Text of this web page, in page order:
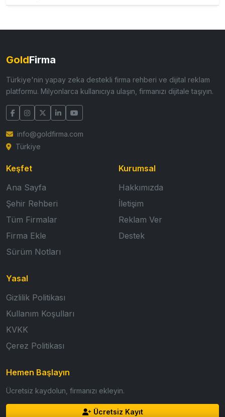
GoldFirma
Türkiye'nin yapay zeka destekli firma rehberi ve dijital reklam
platformu. Milyonlarca kullanıcıya ulaşın, firmanızı dijitale taşıyın.
info@goldfirma.com
Türkiye
Keşfet
Ana Sayfa
Şehir Rehberi
Tüm Firmalar
Firma Ekle
Sürüm Notları
Kurumsal
Hakkımızda
İletişim
Reklam Ver
Destek
Yasal
Gizlilik Politikası
Kullanım Koşulları
KVKK
Çerez Politikası
Hemen Başlayın
Ücretsiz kaydolun, firmanızı ekleyin.
Ücretsiz Kayıt